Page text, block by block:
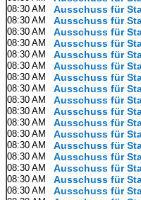
08:30 AM Ausschuss für
08:30 AM Ausschuss für
08:30 AM Ausschuss für
08:30 AM Ausschuss für
08:30 AM Ausschuss für
08:30 AM Ausschuss für
08:30 AM Ausschuss für
08:30 AM Ausschuss für
08:30 AM Ausschuss für
08:30 AM Ausschuss für
08:30 AM Ausschuss für
08:30 AM Ausschuss für
08:30 AM Ausschuss für
08:30 AM Ausschuss für
08:30 AM Ausschuss für
08:30 AM Ausschuss für
08:30 AM Ausschuss für